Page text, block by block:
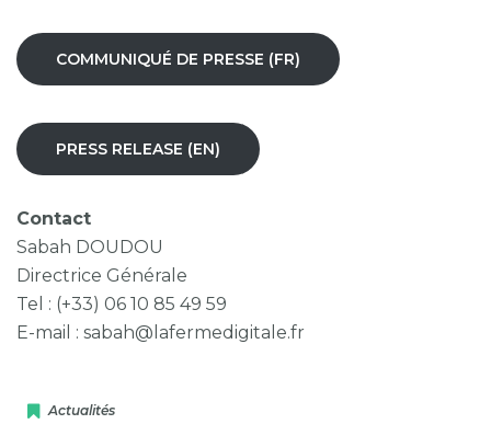
COMMUNIQUÉ DE PRESSE (FR)
PRESS RELEASE (EN)
Contact
Sabah DOUDOU
Directrice Générale
Tel : (+33) 06 10 85 49 59
E-mail : sabah@lafermedigitale.fr
Actualités